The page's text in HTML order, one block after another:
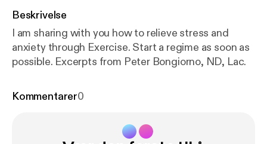
Beskrivelse
I am sharing with you how to relieve stress and
anxiety through Exercise. Start a regime as soon as
possible. Excerpts from Peter Bongiorno, ND, Lac.
Kommentarer0